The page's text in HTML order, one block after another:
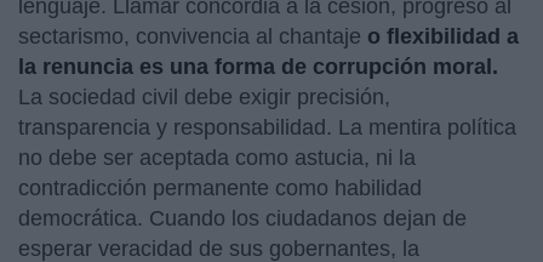
lenguaje. Llamar concordia a la cesión, progreso al
sectarismo, convivencia al chantaje o flexibilidad a
la renuncia es una forma de corrupción moral.
La sociedad civil debe exigir precisión,
transparencia y responsabilidad. La mentira política
no debe ser aceptada como astucia, ni la
contradicción permanente como habilidad
democrática. Cuando los ciudadanos dejan de
esperar veracidad de sus gobernantes, la